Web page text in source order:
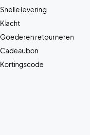
Snelle levering
Klacht
Goederen retourneren
Cadeaubon
Kortingscode